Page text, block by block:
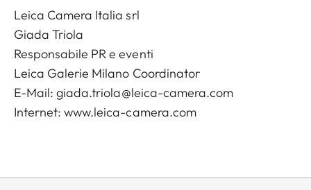
Leica Camera Italia srl
Giada Triola
Responsabile PR e eventi
Leica Galerie Milano Coordinator
E-Mail:giada.triola@leica-camera.com
Internet: www.leica-camera.com